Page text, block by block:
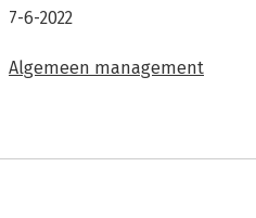
7-6-2022
Algemeen management